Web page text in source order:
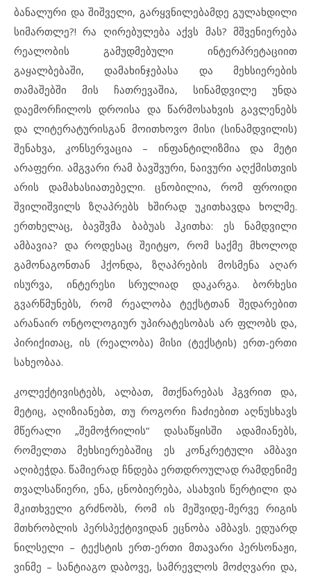
ბანალური და შიშველი, გარყვნილებამდე გულახდილი
სიმართლე?! რა ღირებულება აქვს მას? მშვენიერება
რეალობის გამუდმებული ინტერპრეტაციით
გაყალბებაში, დამახინჯებასა და მეხსიერების
თამაშებში მის ჩათრევაშია, სინამდვილე უნდა
დაემორჩილოს დროისა და წარმოსახვის გავლენებს
და ლიტერატურისგან მოითხოვო მისი (სინამდვილის)
შენახვა, კონსერვაცია – ინფანტილიზმია და მეტი
არაფერი. ამგვარი რამ ბავშვური, ნაივური აღქმისთვის
არის დამახასიათებელი. ცნობილია, რომ ფროიდი
შვილიშვილს ზღაპრებს ხშირად უკითხავდა ხოლმე.
ერთხელაც, ბავშვმა ბაბუას ჰკითხა: ეს ნამდვილი
ამბავია? და როდესაც შეიტყო, რომ საქმე მხოლოდ
გამონაგონთან ჰქონდა, ზღაპრების მოსმენა აღარ
ისურვა, ინტერესი სრულიად დაკარგა. ბორხესი
გვარწმუნებს, რომ რეალობა ტექსტთან შედარებით
არანაირ ონტოლოგიურ უპირატესობას არ ფლობს და,
პირიქითაც, ის (რეალობა) მისი (ტექსტის) ერთ-ერთი
სახეობაა.
კოლექტივისტებს, ალბათ, მთქნარებას ჰგვრით და,
მეტიც, აღიზიანებთ, თუ როგორი ჩაძიებით აღნუსხავს
მწერალი „შემოჭრილის“ დასაწყისში ადამიანებს,
რომელთა მეხსიერებაშიც ეს კონკრეტული ამბავი
აღიბეჭდა. წამიერად ჩნდება ერთდროულად რამდენიმე
თვალსაწიერი, ენა, ცნობიერება, ასახვის წერტილი და
მკითხველი გრძნობს, რომ ის მეშვიდე-მერვე რიგის
მთხრობლის პერსპექტივიდან ეცნობა ამბავს. ედუარდ
ნილსელი – ტექსტის ერთ-ერთი მთავარი პერსონაჟი,
ვინმე – სანტიაგო დაბოვე, სამრევლოს მოძღვარი და,